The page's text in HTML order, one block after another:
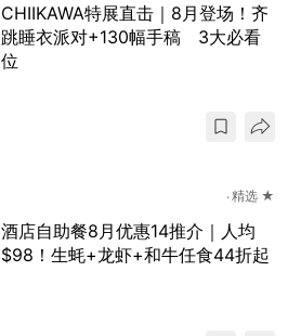
CHIIKAWA特展直击｜8月登场！齐
跳睡衣派对+130幅手稿 3大必看
位
精选 ★
酒店自助餐8月优惠14推介｜人均
$98！生蚝+龙虾+和牛任食44折起